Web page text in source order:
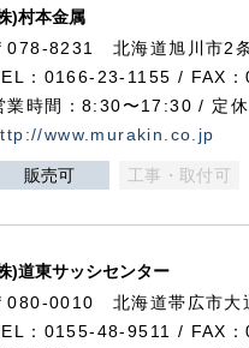
)村本金属
078-8231 北海道旭川市2
：0166-23-1155 / FAX
業時間：8:30〜17:30 / 定休
www.murakin.co.jp
販売可 工事・取付可
)道東サッシセンター
080-0010 北海道帯広市大
：0155-48-9511 / FAX